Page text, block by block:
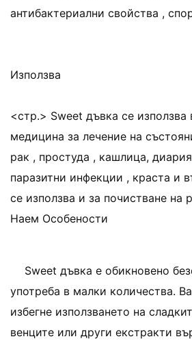
антибактериални свойства ,
Използва
<стр.> Sweet дъвка се използва
медицина за лечение на
рак , простуда , кашлица,
паразитни инфекции , краста и
се използва и за почистване на
Наем Особености
Sweet дъвка е обикновено
употреба в малки количества.
избегне използването на
венците или други екстракти